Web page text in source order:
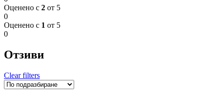
Оценено с 2 от 5
0
Оценено с 1 от 5
0
Отзиви
Clear filters